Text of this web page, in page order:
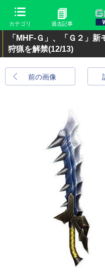
カテゴリ 過去記事
「MHF-Ｇ」、「Ｇ２」
狩猟を解禁(12/13)
前の画像